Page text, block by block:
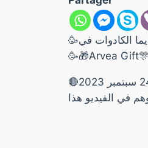
الكادوات في
🥳🎁Arvea